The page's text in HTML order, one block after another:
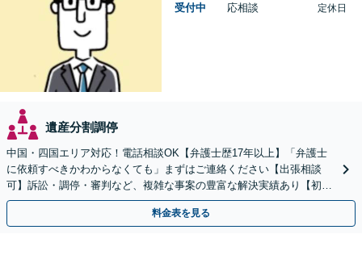
受付中
応相談
定休日
遺産分割調停
中国・四国エリア対応！電話相談OK【弁護士歴17年以上】「弁護士
に依頼すべきかわからなくても」まずはご連絡ください【出張相談
可】訴訟・調停・審判など、複雑な事案の豊富な解決実績あり【初回
相談無料】初回面談のみで解決できるケースもあります
料金表を見る